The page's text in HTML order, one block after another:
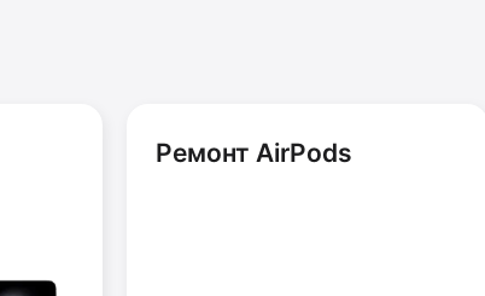
Ремонт AirPods